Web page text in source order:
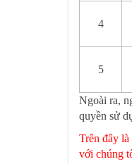
4
5
Ngoài ra,
quyền sử
Trên đây
với chúng